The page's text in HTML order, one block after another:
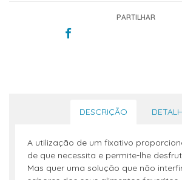
PARTILHAR
DESCRIÇÃO
A utilização de um fixativo
de que necessita e permite-lhe
Mas quer uma solução que não